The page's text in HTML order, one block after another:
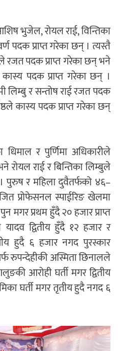
भुजेल, रोयल राई, विन्तिका
पदक प्राप्त गरेका छन् । त्यस्तै
रजत पदक प्राप्त गरेका छन् भने
कास्य पदक प्राप्त गरेका छन् ।
लिम्बु र सन्तोष राई रजत पदक
कास्य पदक प्राप्त गरेका छन्
र पुर्णिमा अधिकारीले
रोयल राई र बिन्तिका लिम्बुले
पुरुष र महिला दुवैतर्फको ४६–
प्रोफेसनल स्पाईरिङ खेलमा
मगर प्रथम हुँदै २० हजार प्राप्त
द्वितीय हुँदै १२ हजार र
हुदै ६ हजार नगद पुरस्कार
रुपन्देहीकी अस्मिता छिनालले
आरोही घर्ती मगर द्वितीय
घर्ती मगर तृतीय हुदै नगद ६